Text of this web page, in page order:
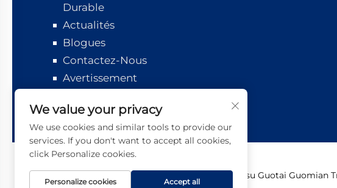
Durable
Actualités
Blogues
Contactez-Nous
Avertissement
Copyright © 2026 Jiangsu Guotai Guomian
We value your privacy
We use cookies and similar tools to provide our
services. If you don't want to accept all cookies,
click Personalize cookies.
Personalize cookies Accept all